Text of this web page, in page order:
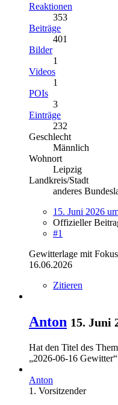
Reaktionen
353
Beiträge
401
Bilder
1
Videos
1
POIs
3
Einträge
232
Geschlecht
Männlich
Wohnort
Leipzig
Landkreis/Stadt
anderes
15. Juni 2026
Offizieller
#1
Gewitterlage mit
16.06.2026
Zitieren
Anton 15. Juni
Hat den Titel des
„2026-06-16
Anton
1. Vorsitzender